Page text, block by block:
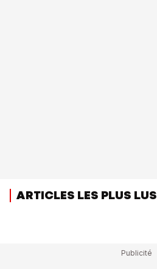
ARTICLES LES PLUS LUS